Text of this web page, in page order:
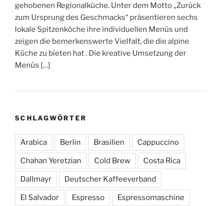
gehobenen Regionalküche. Unter dem Motto „Zurück
zum Ursprung des Geschmacks“ präsentieren sechs
lokale Spitzenköche ihre individuellen Menüs und
zeigen die bemerkenswerte Vielfalt, die die alpine
Küche zu bieten hat . Die kreative Umsetzung der
Menüs […]
SCHLAGWÖRTER
Arabica Berlin Brasilien Cappuccino
Chahan Yeretzian Cold Brew Costa Rica
Dallmayr Deutscher Kaffeeverband
El Salvador Espresso Espressomaschine